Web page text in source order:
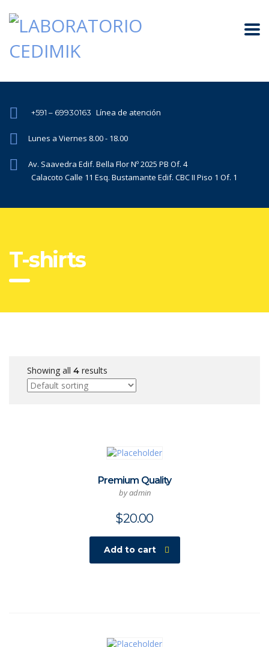
+591 – 69930163 Línea de atención
Lunes a Viernes 8.00 - 18.00
Av. Saavedra Edif. Bella Flor Nº 2025 PB Of. 4
Calacoto Calle 11 Esq. Bustamante Edif. CBC II Piso 1 Of. 1
T-shirts
Showing all 4 results
Premium Quality
by admin
$20.00
Add to cart